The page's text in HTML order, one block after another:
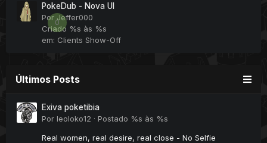
0
PokeDub - Nova UI
Por Jeffer000
Criado %s às %s
em: Clients Show-Off
Últimos Posts
Exiva poketibia
Por leoloko12 · Postado %s às %s
Real women, real desire, real close - No Selfie